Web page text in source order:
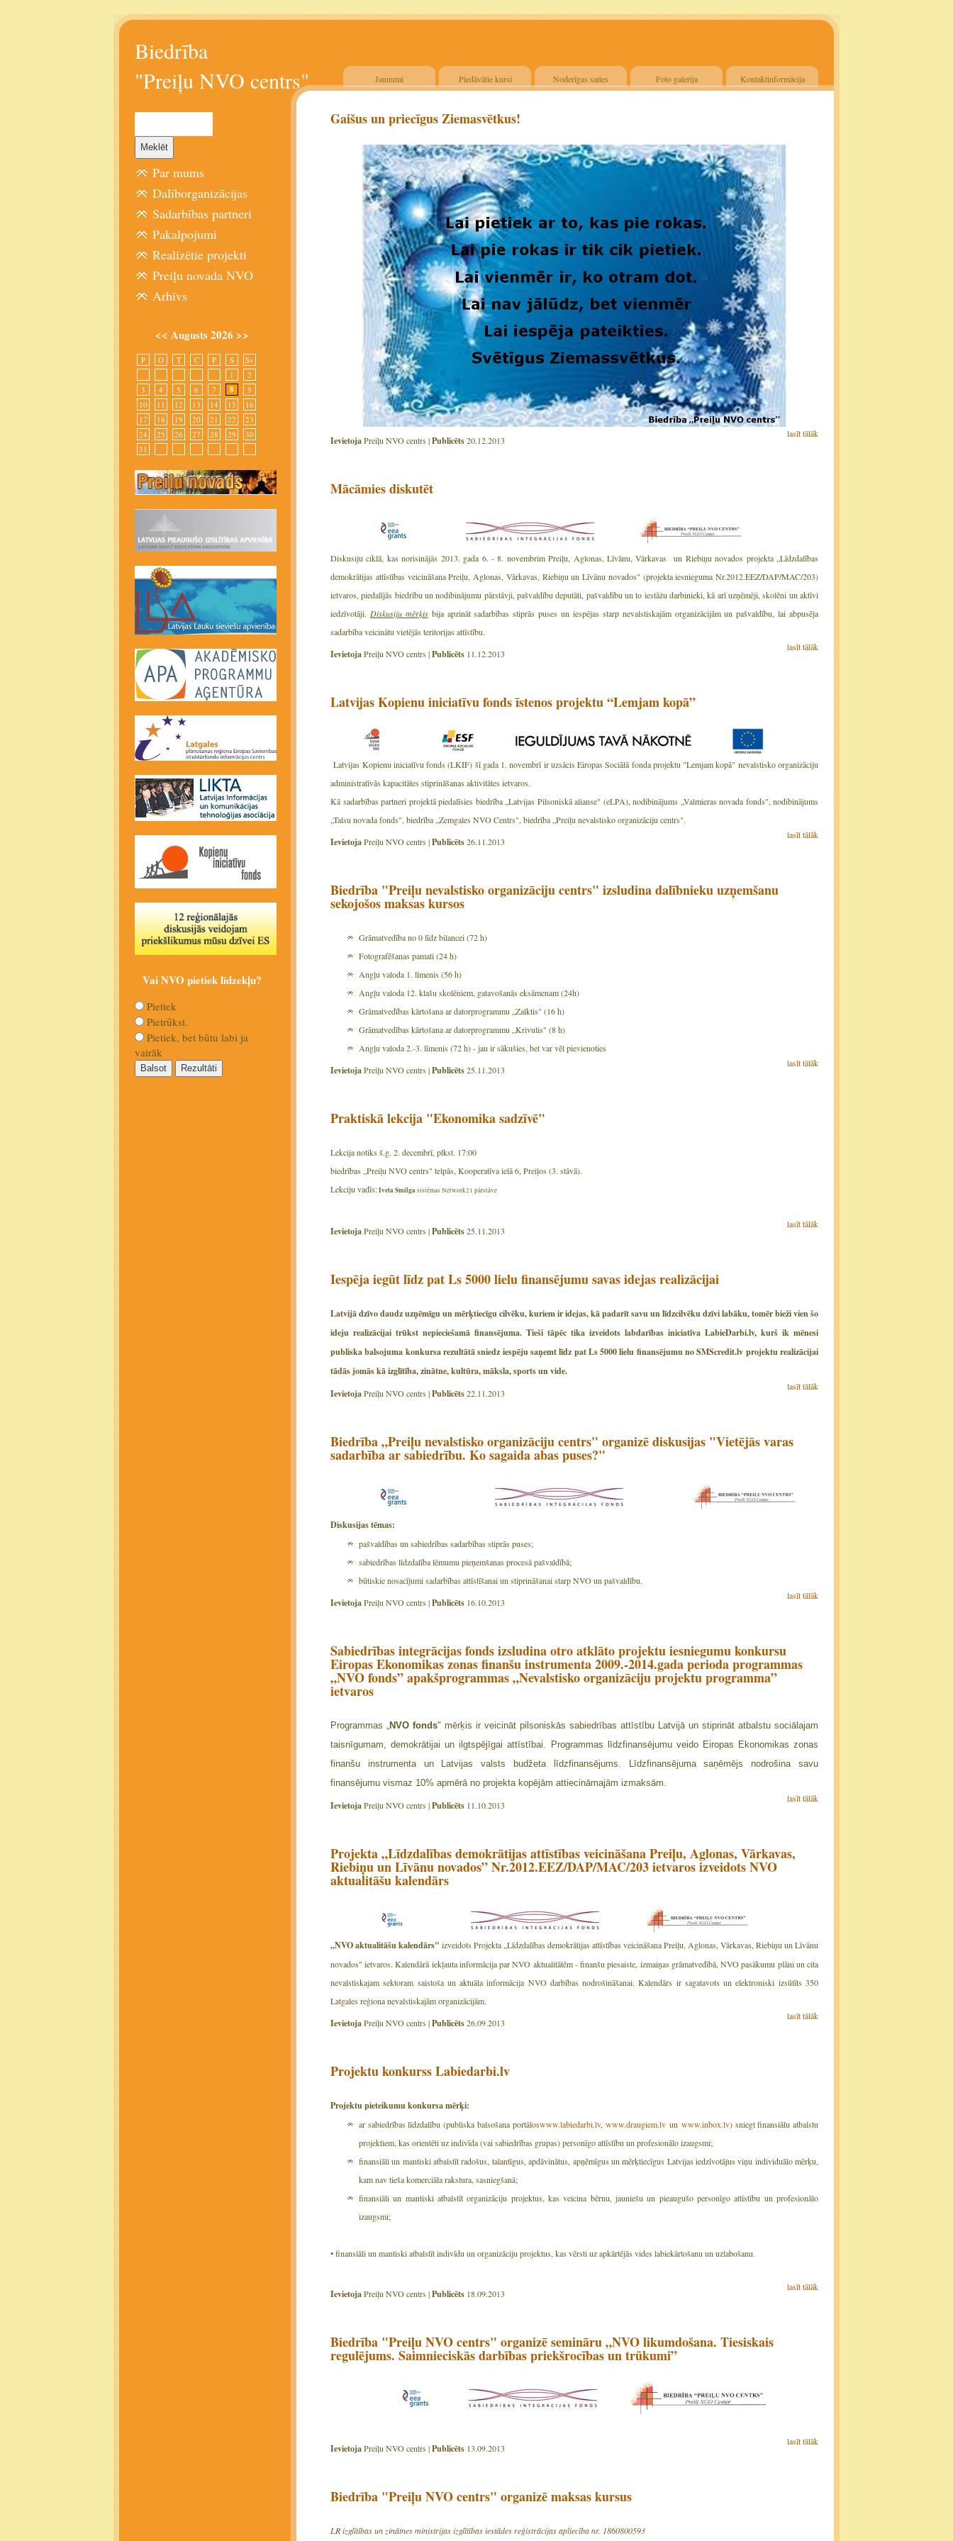
Biedrība
"Preiļu NVO centrs"
Jaunumi Piedāvātie kursi Noderīgas saites Foto galerija Kontaktinformācija
Gaišus un priecīgus Ziemasvētkus!
lasīt tālāk
IevietojaPreiļu NVO centrs |Publicēts20.12.2013
Mācāmies diskutēt
Diskusiju ciklā, kas norisinājās 2013. gada 6. - 8. novembrim Preiļu, Aglonas, Līvānu, Vārkavas un Riebiņu novados projekta „Līdzdalības
demokrātijas attīstības veicināšana Preiļu, Aglonas, Vārkavas, Riebiņu un Līvānu novados" (projekta iesnieguma Nr.2012.EEZ/DAP/MAC/203)
ietvaros, piedalījās biedrību un nodibinājumu pārstāvji, pašvaldību deputāti, pašvaldību un to iestāžu darbinieki, kā arī uzņēmēji, skolēni un aktīvi
iedzīvotāji. Diskusiju mērķisbija apzināt sadarbības stiprās puses un iespējas starp nevalstiskajām organizācijām un pašvaldību, lai abpusēja
sadarbība veicinātu vietējās teritorijas attīstību.
lasīt tālāk
IevietojaPreiļu NVO centrs |Publicēts 11.12.2013
Latvijas Kopienu iniciatīvu fonds īstenos projektu “Lemjam kopā”
Latvijas Kopienu iniciatīvu fonds (LKIF) šī gada 1. novembrī ir uzsācis Eiropas Sociālā fonda projektu "Lemjam kopā" nevalstisko organizāciju
administratīvās kapacitātes stiprināšanas aktivitātes ietvaros.
Kā sadarbības partneri projektā piedalīsies biedrība „Latvijas Pilsoniskā alianse" (eLPA), nodibinājums „Valmieras novada fonds", nodibinājums
„Talsu novada fonds", biedrība „Zemgales NVO Centrs", biedrība „Preiļu nevalstisko organizāciju centrs".
lasīt tālāk
IevietojaPreiļu NVO centrs |Publicēts26.11.2013
Biedrība "Preiļu nevalstisko organizāciju centrs" izsludina dalībnieku uzņemšanu
sekojošos maksas kursos
Grāmatvedība no 0 līdz bilancei (72 h)
Fotografēšanas pamati (24 h)
Angļu valoda 1. līmenis (56 h)
Angļu valoda 12. klašu skolēniem, gatavošanās eksāmenam (24h)
Grāmatvedības kārtošana ar datorprogrammu „Zalktis" (16 h)
Grāmatvedības kārtošana ar datorprogrammu „Krivulis" (8 h)
Angļu valoda 2.-3. līmenis (72 h) - jau ir sākušies, bet var vēl pievienoties
lasīt tālāk
IevietojaPreiļu NVO centrs |Publicēts25.11.2013
Praktiskā lekcija "Ekonomika sadzīvē"
Lekcija notiks š.g. 2. decembrī, plkst. 17:00
biedrības „Preiļu NVO centrs" telpās, Kooperatīva ielā 6, Preiļos (3. stāvā).
Lekciju vadīs:Iveta Smilgasistēmas Network21 pārstāve
lasīt tālāk
IevietojaPreiļu NVO centrs |Publicēts25.11.2013
Iespēja iegūt līdz pat Ls 5000 lielu finansējumu savas idejas realizācijai
Latvijā dzīvo daudz uzņēmīgu un mērķtiecīgu cilvēku, kuriem ir idejas, kā padarīt savu un līdzcilvēku dzīvi labāku, tomēr bieži vien šo
ideju realizācijai trūkst nepieciešamā finansējuma. Tieši tāpēc tika izveidots labdarības iniciatīva LabieDarbi.lv, kurš ik mēnesi
publiska balsojuma konkursa rezultātā sniedz iespējusaņemt līdz pat Ls 5000 lielu finansējumu no SMScredit.lv projektu realizācijai
tādās jomās kā izglītība, zinātne, kultūra, māksla, sports un vide.
lasīt tālāk
IevietojaPreiļu NVO centrs |Publicēts22.11.2013
Biedrība „Preiļu nevalstisko organizāciju centrs" organizē diskusijas "Vietējās varas
sadarbība ar sabiedrību. Ko sagaida abas puses?"
Diskusijas tēmas:
pašvaldības un sabiedrības sadarbības stiprās puses;
sabiedrības līdzdalība lēmumu pieņemšanas procesā pašvaldībā;
būtiskie nosacījumi sadarbības attīstīšanai un stiprināšanai starp NVO un pašvaldību.
lasīt tālāk
IevietojaPreiļu NVO centrs |Publicēts 16.10.2013
Sabiedrības integrācijas fonds izsludina otro atklāto projektu iesniegumu konkursu
Eiropas Ekonomikas zonas finanšu instrumenta 2009.-2014.gada perioda programmas
„NVO fonds” apakšprogrammas „Nevalstisko organizāciju projektu programma”
ietvaros
Programmas „ NVO fonds" mērķis ir veicināt pilsoniskās sabiedrības attīstību Latvijā un stiprināt atbalstu sociālajam
taisnīgumam, demokrātijai un ilgtspējīgai attīstībai. Programmas līdzfinansējumu veido Eiropas Ekonomikas zonas
finanšu instrumenta un Latvijas valsts budžeta līdzfinansējums. Līdzfinansējuma saņēmējs nodrošina savu
finansējumu vismaz 10% apmērā no projekta kopējām attiecināmajām izmaksām.
lasīt tālāk
IevietojaPreiļu NVO centrs |Publicēts 11.10.2013
Projekta „Līdzdalības demokrātijas attīstības veicināšana Preiļu, Aglonas, Vārkavas,
Riebiņu un Līvānu novados” Nr.2012.EEZ/DAP/MAC/203 ietvaros izveidots NVO
aktualitāšu kalendārs
„NVO aktualitāšu kalendārs" izveidots Projekta „Līdzdalības demokrātijas attīstības veicināšana Preiļu, Aglonas, Vārkavas, Riebiņu un Līvānu
novados" ietvaros. Kalendārā iekļauta informācija par NVO aktualitātēm - finanšu piesaiste, izmaiņas grāmatvedībā, NVO pasākumu plāni un cita
nevalstiskajam sektoram saistoša un aktuāla informācija NVO darbības nodrošināšanai. Kalendārs ir sagatavots un elektroniski izsūtīts 350
Latgales reģiona nevalstiskajām organizācijām.
lasīt tālāk
IevietojaPreiļu NVO centrs |Publicēts26.09.2013
Projektu konkurss Labiedarbi.lv
Projektu pieteikumu konkursa mērķi:
ar sabiedrības līdzdalību (publiska balsošana portāloswww.labiedarbi.lv,www.draugiem.lv un www.inbox.lv) sniegt finansiālu atbalstu
projektiem, kas orientēti uz indivīda (vai sabiedrības grupas) personīgo attīstību un profesionālo izaugsmi;
finansiāli un mantiski atbalstīt radošus, talantīgus, apdāvinātus, apņēmīgus un mērķtiecīgus Latvijas iedzīvotājus viņu individuālo mērķu,
kam nav tieša komerciāla rakstura, sasniegšanā;
finansiāli un mantiski atbalstīt organizāciju projektus, kas veicina bērnu, jauniešu un pieaugušo personīgo attīstību un profesionālo
izaugsmi;
• finansiāli un mantiski atbalstīt indivīdu un organizāciju projektus, kas vērsti uz apkārtējās vides labiekārtošanu un uzlabošanu.
lasīt tālāk
IevietojaPreiļu NVO centrs |Publicēts 18.09.2013
Biedrība "Preiļu NVO centrs" organizē semināru „NVO likumdošana. Tiesiskais
regulējums. Saimnieciskās darbības priekšrocības un trūkumi”
lasīt tālāk
IevietojaPreiļu NVO centrs |Publicēts 13.09.2013
Biedrība "Preiļu NVO centrs" organizē maksas kursus
LR izglītības un zinātnes ministrijas izglītības iestādes reģistrācijas apliecība nr. 1860800593
Par mums
Dalīborganizācijas
Sadarbības partneri
Pakalpojumi
Realizētie projekti
Preiļu novada NVO
Arhīvs
<< Augusts 2026 >>
P O T C P S
Sv
1
2
3
4 5 6 7 8
9
10
11 12 13 14 15
16
17
18 19 20 21 22
23
24
25 26 27 28 29
30
31
Vai NVO pietiek līdzekļu?
Pietiek
Pietrūkst.
Pietiek, bet būtu labi ja
vairāk